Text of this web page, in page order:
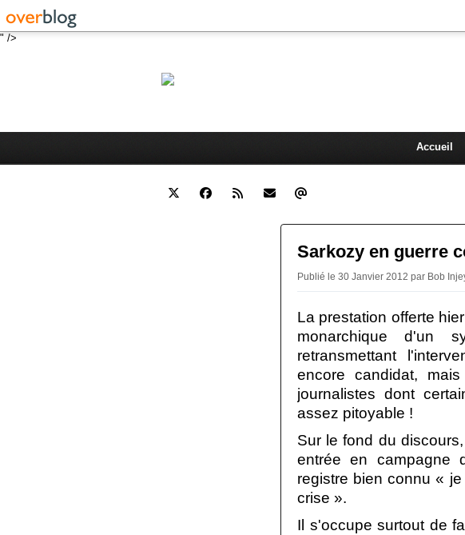
" />
Accueil
Sarkozy en guerre
Publié le 30 Janvier 2012 par Bob
La prestation offerte
monarchique d'un
retransmettant
encore candidat,
journalistes dont
assez pitoyable !
Sur le fond du
entrée en campagne
registre bien connu «
crise ».
Il s'occupe surtout de